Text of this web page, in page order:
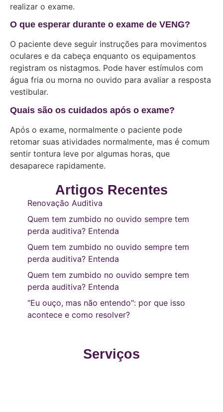
realizar o exame.
O que esperar durante o exame de VENG?
O paciente deve seguir instruções para movimentos
oculares e da cabeça enquanto os equipamentos
registram os nistagmos. Pode haver estímulos com
água fria ou morna no ouvido para avaliar a resposta
vestibular.
Quais são os cuidados após o exame?
Após o exame, normalmente o paciente pode
retomar suas atividades normalmente, mas é comum
sentir tontura leve por algumas horas, que
desaparece rapidamente.
Artigos Recentes
Renovação Auditiva
Quem tem zumbido no ouvido sempre tem
perda auditiva? Entenda
Quem tem zumbido no ouvido sempre tem
perda auditiva? Entenda
Quem tem zumbido no ouvido sempre tem
perda auditiva? Entenda
"Eu ouço, mas não entendo": por que isso
acontece e como resolver?
Serviços